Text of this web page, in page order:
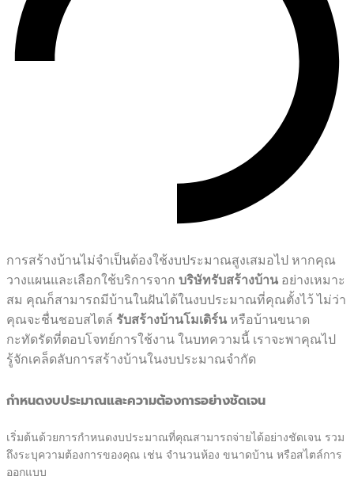
การสร้างบ้านไม่จำเป็นต้องใช้งบประมาณสูงเสมอไป หากคุณ
วางแผนและเลือกใช้บริการจาก บริษัทรับสร้างบ้าน อย่างเหมาะ
สม คุณก็สามารถมีบ้านในฝันได้ในงบประมาณที่คุณตั้งไว้ ไม่ว่า
คุณจะชื่นชอบสไตล์ รับสร้างบ้านโมเดิร์น หรือบ้านขนาด
กะทัดรัดที่ตอบโจทย์การใช้งาน ในบทความนี้ เราจะพาคุณไป
รู้จักเคล็ดลับการสร้างบ้านในงบประมาณจำกัด
กำหนดงบประมาณและความต้องการอย่างชัดเจน
เริ่มต้นด้วยการกำหนดงบประมาณที่คุณสามารถจ่ายได้อย่างชัดเจน รวม
ถึงระบุความต้องการของคุณ เช่น จำนวนห้อง ขนาดบ้าน หรือสไตล์การ
ออกแบบ